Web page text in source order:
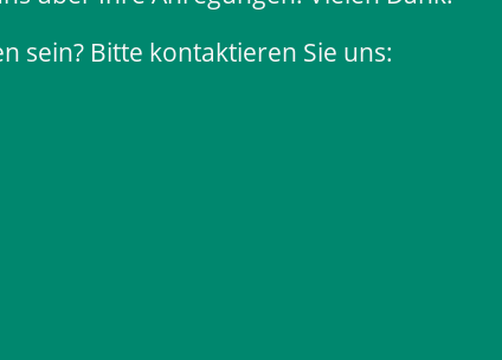
sein? Bitte kontaktieren Sie uns: